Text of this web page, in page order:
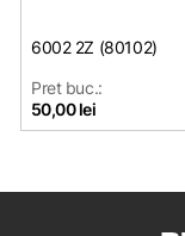
6002 2Z (80102)
Pret buc.:
50,00 lei